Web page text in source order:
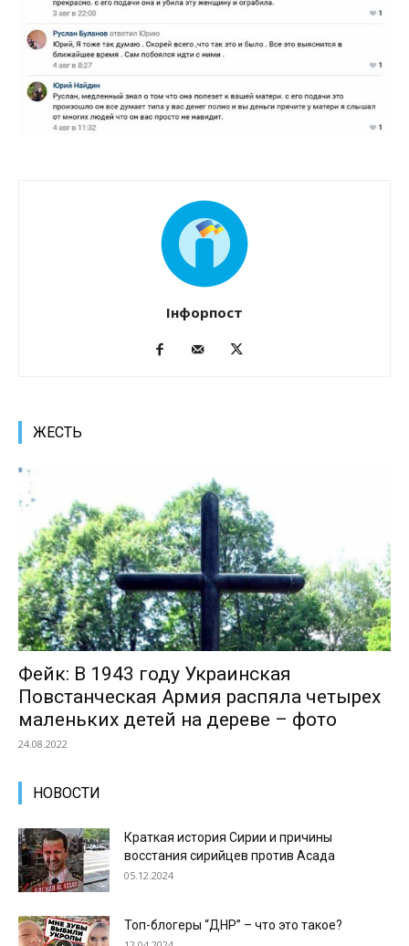
Інфорпост
ЖЕСТЬ
Фейк: В 1943 году Украинская
Повстанческая Армия распяла четырех
маленьких детей на дереве – фото
24.08.2022
НОВОСТИ
Краткая история Сирии и причины
восстания сирийцев против Асада
05.12.2024
Топ-блогеры “ДНР” – что это такое?